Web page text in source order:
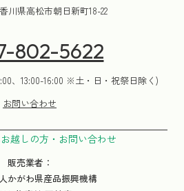
川県高松市朝日新町18-22
802-5622
、13:00-16:00 ※土・日・祝祭日除く)
お問い合わせ
越しの方・お問い合わせ
販売業者：
かがわ県産品振興機構